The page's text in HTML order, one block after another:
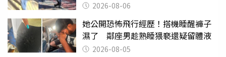
2026-08-06
她公開恐怖飛行經歷！搭機睡醒褲子
濕了 鄰座男趁熟睡猥褻還疑留體液
2026-08-05